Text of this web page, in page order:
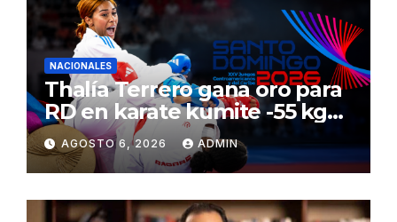
NACIONALES
Thalía Terrero gana oro para
RD en karate kumite -55 kg
en Santo Domingo 2026
AGOSTO 6, 2026 ADMIN